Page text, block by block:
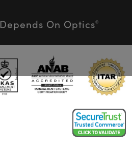
Depends On Optics®